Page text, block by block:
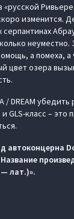
изменится.
серпантинах
неуместно.
а помеха, а
цвет озера
/ DREAM убедить
GLS-класс –
автоконцерна
лат.)».